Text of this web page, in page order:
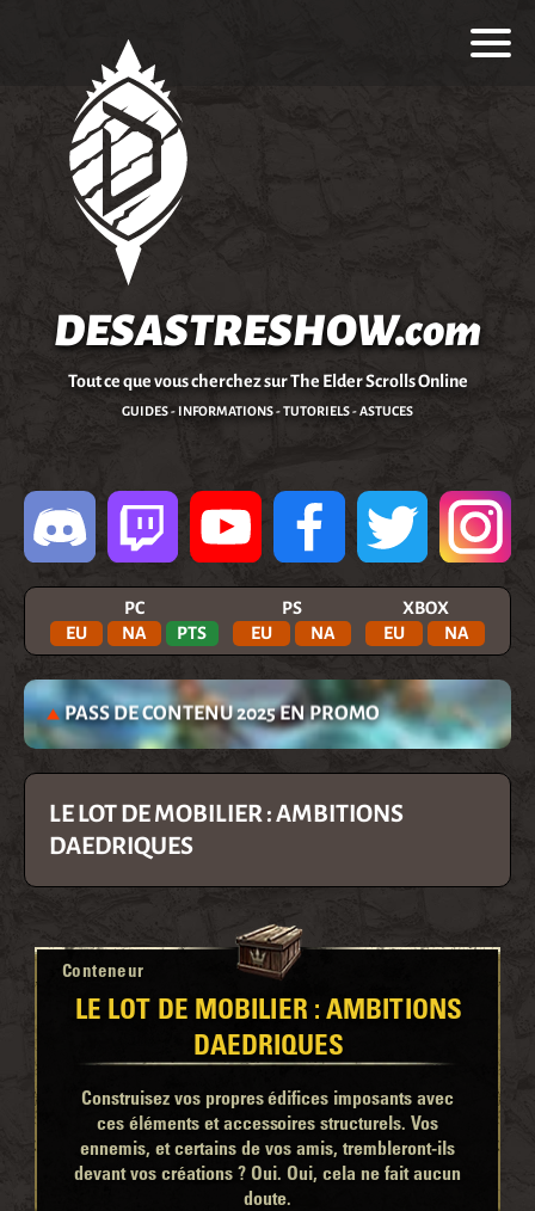
DESASTRESHOW.com
Tout ce que vous cherchez sur The Elder Scrolls Online
GUIDES - INFORMATIONS - TUTORIELS - ASTUCES
PC
EU
NA PTS
PS
EU
NA
XBOX
EU
NA
PASS DE CONTENU 2025 EN PROMO
LE LOT DE MOBILIER : AMBITIONS
DAEDRIQUES
Conteneur
LE LOT DE MOBILIER : AMBITIONS
DAEDRIQUES
Construisez vos propres édifices imposants avec
ces éléments et accessoires structurels. Vos
ennemis, et certains de vos amis, trembleront-ils
devant vos créations ? Oui. Oui, cela ne fait aucun
doute.